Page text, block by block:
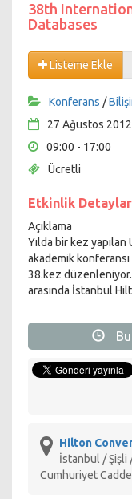
38th
Databases
Listeme Ekle
Konferans /
27 Ağustos
09:00 - 17:00
Ücretli
Etkinlik
Açıklama
Yılda bir kez
akademik
38.kez
arasında İstanbul
Hilton
İstanbul / Şişli
Cumhuriyet